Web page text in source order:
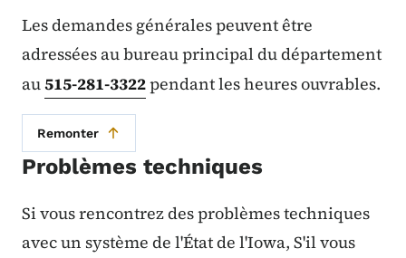
Les demandes générales peuvent être
adressées au bureau principal du département
au515-281-3322pendant les heures ouvrables.
Remonter
Problèmes techniques
Si vous rencontrez des problèmes techniques
avec un système de l'État de l'Iowa, S'il vous